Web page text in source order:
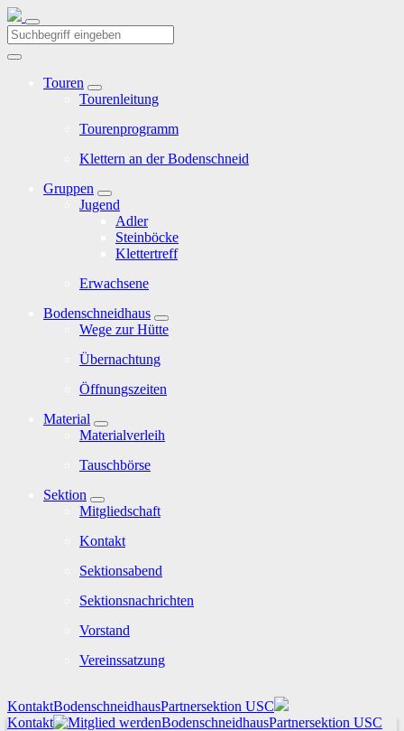
Touren
Tourenleitung
Tourenprogramm
Klettern an der Bodenschneid
Gruppen
Jugend
Adler
Steinböcke
Klettertreff
Erwachsene
Bodenschneidhaus
Wege zur Hütte
Übernachtung
Öffnungszeiten
Material
Materialverleih
Tauschbörse
Sektion
Mitgliedschaft
Kontakt
Sektionsabend
Sektionsnachrichten
Vorstand
Vereinssatzung
KontaktBodenschneidhausPartnersektion USC
Kontakt
BodenschneidhausPartnersektion USC